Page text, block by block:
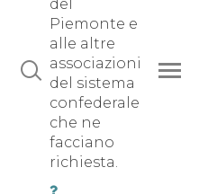
del
Piemonte e
alle altre
associazioni
del sistema
confederale
che ne
facciano
richiesta.